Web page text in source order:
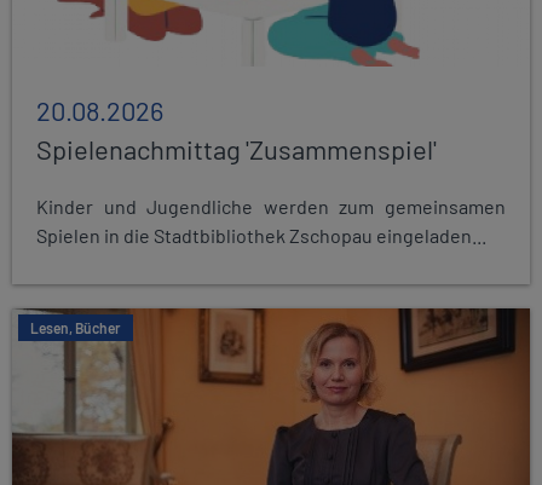
20.08.2026
Spielenachmittag 'Zusammenspiel'
Kinder und Jugendliche werden zum gemeinsamen
Spielen in die Stadtbibliothek Zschopau eingeladen...
Lesen, Bücher